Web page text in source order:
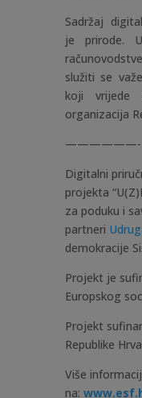
Sadržaj
je prirode.
služiti se
koji vrijede
organizacija
——————-
Digitalni
projekta
za poduku i
partneri
demokracije
Projekt je
Europskog
Projekt
Republike
Više
na: